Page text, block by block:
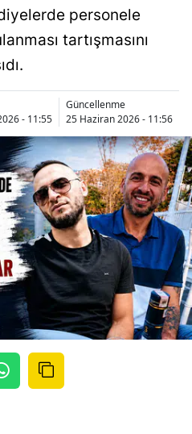
personele
tartışmasını
- 11:55
Güncellenme
25 Haziran 2026 - 11:56